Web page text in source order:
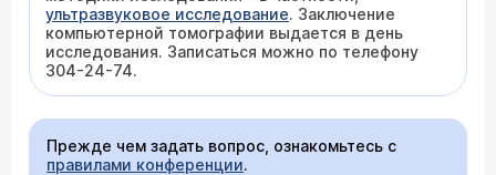
ультразвуковое исследование. Заключение
компьютерной томографии выдается в день
исследования. Записаться можно по телефону
304-24-74.
Прежде чем задать вопрос, ознакомьтесь с
правилами конференции.